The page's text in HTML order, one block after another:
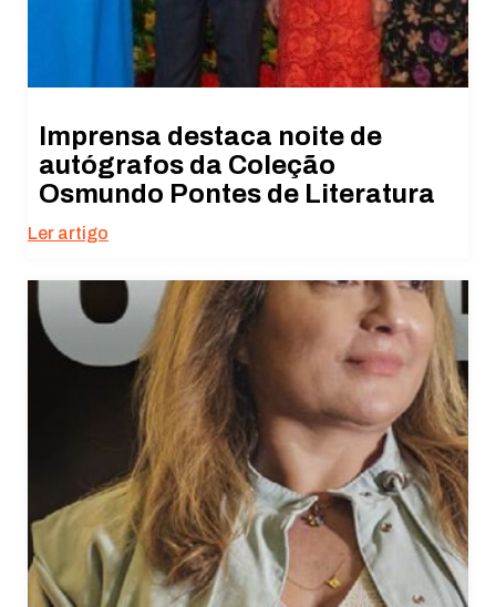
Imprensa destaca noite de
autógrafos da Coleção
Osmundo Pontes de Literatura
Ler artigo
Necessário
Esses cookies
não são
opcionais. São
necessários
para o
funcionamento
do site.